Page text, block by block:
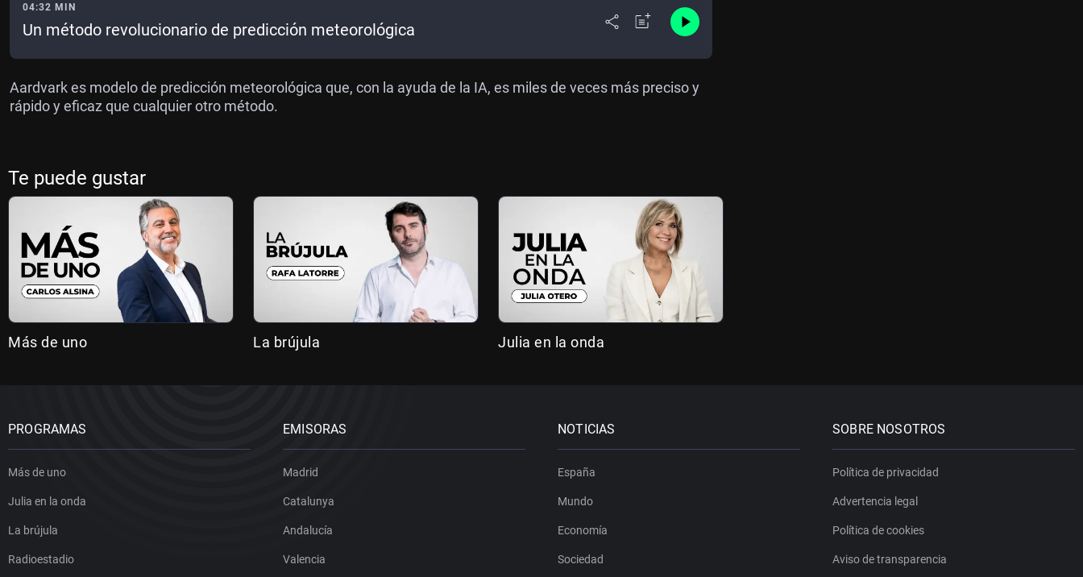
04:32 MIN
Un método revolucionario de predicción meteorológica
Aardvark es modelo de predicción meteorológica que, con la ayuda de la IA, es miles de veces más preciso y
rápido y eficaz que cualquier otro método.
Te puede gustar
Más de uno La brújula Julia en la onda
PROGRAMAS
Más de uno
Julia en la onda
La brújula
Radioestadio
EMISORAS
Madrid
Catalunya
Andalucía
Valencia
NOTICIAS
España
Mundo
Economía
Sociedad
SOBRE NOSOTROS
Política de privacidad
Advertencia legal
Política de cookies
Aviso de transparencia